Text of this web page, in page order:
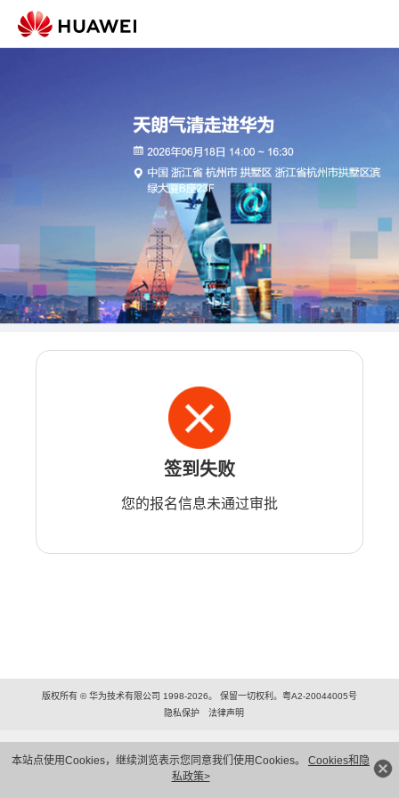
本站点使用Cookies，继续浏览表示您同意我们使用Cookies。 Cookies和隐
私政策>
签到失败
您的报名信息未通过审批
版权所有 © 华为技术有限公司 1998-2026。 保留一切权利。粤A2-20044005号
隐私保护
法律声明